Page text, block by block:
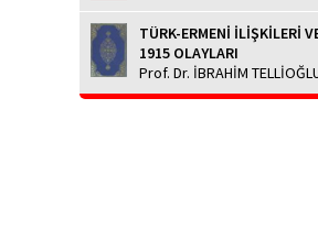
TÜRK-ERMENİ İLİŞKİLERİ
1915 OLAYLARI
Prof. Dr. İBRAHİM